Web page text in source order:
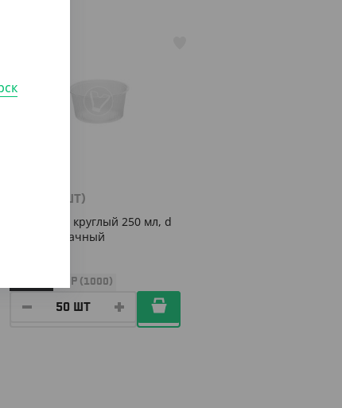
/ШТ)
Контейнер круглый 250 мл, d
101, прозрачный
КОР (1000)